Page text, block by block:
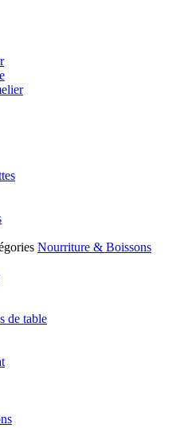
Nourriture & Boissons
de table